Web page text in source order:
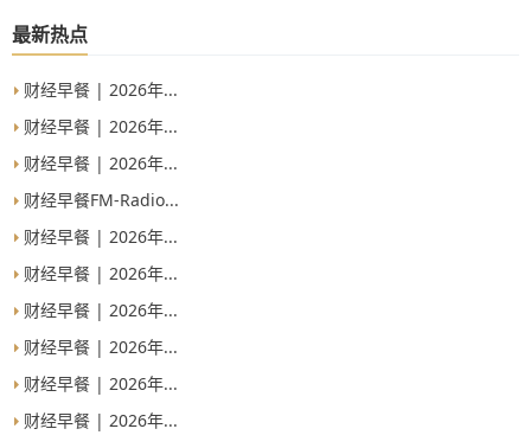
最新热点
财经早餐 | 2026年...
财经早餐 | 2026年...
财经早餐 | 2026年...
财经早餐FM-Radio...
财经早餐 | 2026年...
财经早餐 | 2026年...
财经早餐 | 2026年...
财经早餐 | 2026年...
财经早餐 | 2026年...
财经早餐 | 2026年...